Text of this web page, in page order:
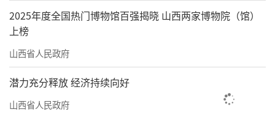
2025年度全国热门博物馆百强揭晓 山西两家博物院（馆）
上榜
山西省人民政府
潜力充分释放 经济持续向好
山西省人民政府